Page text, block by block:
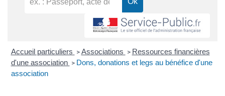
Accueil particuliers > Associations > Ressources financières
d'une association > Dons, donations et legs au bénéfice d'une
association